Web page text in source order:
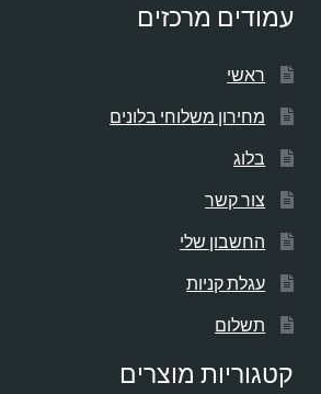
עמודים מרכזים
ראשי
מחירון משלוחי בלונים
בלוג
צור קשר
החשבון שלי
עגלת קניות
תשלום
קטגוריות מוצרים